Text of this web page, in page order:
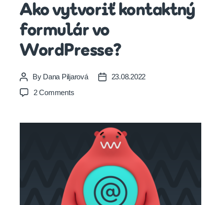
Ako vytvoriť kontaktný
formulár vo
WordPresse?
Post
author
By Dana Piljarová
Post23.08.2022
2 Commentson
kontaktný
formulár
WordPresse?